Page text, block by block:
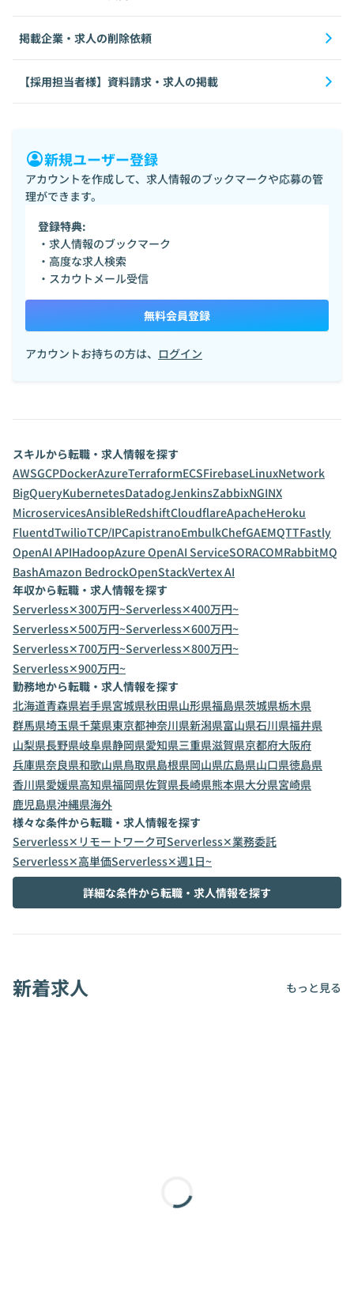
掲載企業・求人の削除依頼
【採用担当者様】資料請求・求人の掲載
新規ユーザー登録
アカウントを作成して、求人情報のブックマークや応募の管
理ができます。
登録特典:
・求人情報のブックマーク
・高度な求人検索
・スカウトメール受信
無料会員登録
アカウントお持ちの方は、 ログイン
スキルから転職・求人情報を探す
AWSGCPDockerAzureTerraformECSFirebaseLinuxNetwork
BigQueryKubernetesDatadogJenkinsZabbixNGINX
MicroservicesAnsibleRedshiftCloudflareApacheHeroku
FluentdTwilioTCP/IPCapistranoEmbulkChefGAEMQTTFastly
OpenAI APIHadoopAzure OpenAI ServiceSORACOMRabbitMQ
BashAmazon BedrockOpenStackVertex AI
年収から転職・求人情報を探す
Serverless✕300万円~Serverless✕400万円~
Serverless✕500万円~Serverless✕600万円~
Serverless✕700万円~Serverless✕800万円~
Serverless✕900万円~
勤務地から転職・求人情報を探す
北海道青森県岩手県宮城県秋田県山形県福島県茨城県栃木県
群馬県埼玉県千葉県東京都神奈川県新潟県富山県石川県福井県
山梨県長野県岐阜県静岡県愛知県三重県滋賀県京都府大阪府
兵庫県奈良県和歌山県鳥取県島根県岡山県広島県山口県徳島県
香川県愛媛県高知県福岡県佐賀県長崎県熊本県大分県宮崎県
鹿児島県沖縄県海外
様々な条件から転職・求人情報を探す
Serverless✕リモートワーク可Serverless✕業務委託
Serverless✕高単価Serverless✕週1日~
詳細な条件から転職・求人情報を探す
新着求人 もっと見る